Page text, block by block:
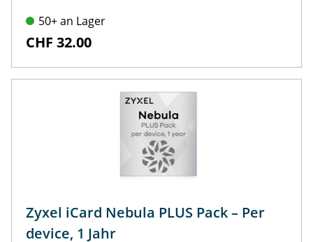
50+ an Lager
CHF 32.00
Zyxel iCard Nebula PLUS Pack – Per
device, 1 Jahr